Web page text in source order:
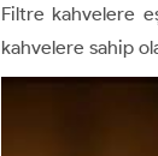
Filtre kahvelere
kahvelere sahip